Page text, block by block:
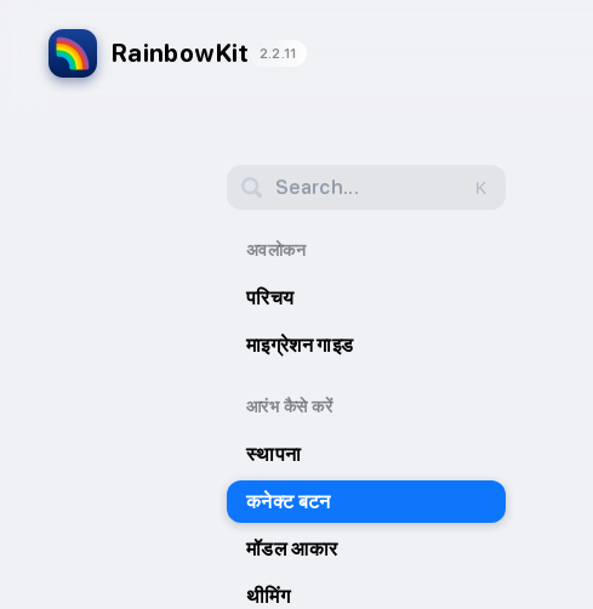
RainbowKit 2.2.11
Search... K
अवलोकन
परिचय
माइग्रेशन गाइड
आरंभ कैसे करें
स्थापना
कनेक्ट बटन
मॉडल आकार
थीमिंग